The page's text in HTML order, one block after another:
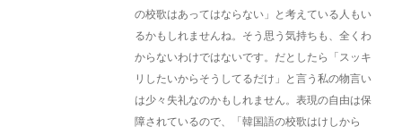
の校歌はあってはならない」と考えている人もい
るかもしれませんね。そう思う気持ちも、全くわ
からないわけではないです。だとしたら「スッキ
リしたいからそうしてるだけ」と言う私の物言い
は少々失礼なのかもしれません。表現の自由は保
障されているので、「韓国語の校歌はけしから